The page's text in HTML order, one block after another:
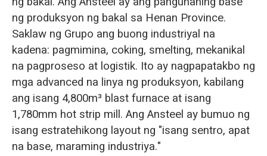
ng produksyon ng bakal sa Henan Province.
Saklaw ng Grupo ang buong industriyal na
kadena: pagmimina, coking, smelting, mekanikal
na pagproseso at logistik. Ito ay nagpapatakbo ng
mga advanced na linya ng produksyon, kabilang
ang isang 4,800m³ blast furnace at isang
1,780mm hot strip mill. Ang Ansteel ay bumuo ng
isang estratehikong layout ng "isang sentro, apat
na base, maraming industriya."